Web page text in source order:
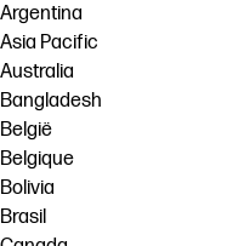
Argentina
Asia Pacific
Australia
Bangladesh
België
Belgique
Bolivia
Brasil